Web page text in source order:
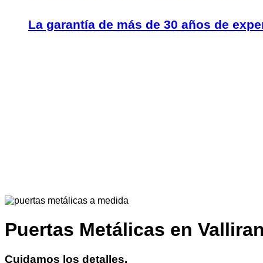
La garantía de más de 30 años de
Puertas Metálicas en
Cuidamos los detalles.